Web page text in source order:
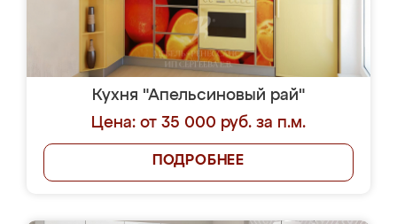
Кухня "Апельсиновый рай"
Цена: от 35 000 руб. за п.м.
ПОДРОБНЕЕ